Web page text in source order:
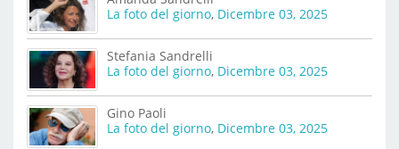
La foto del giorno, Dicembre 03, 2025
Stefania Sandrelli
La foto del giorno, Dicembre 03, 2025
Gino Paoli
La foto del giorno, Dicembre 03, 2025